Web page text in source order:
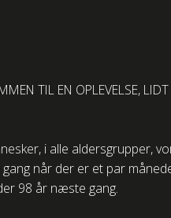
TIL EN OPLEVELSE, LIDT
i alle aldersgrupper,
når der er et par
98 år næste gang.